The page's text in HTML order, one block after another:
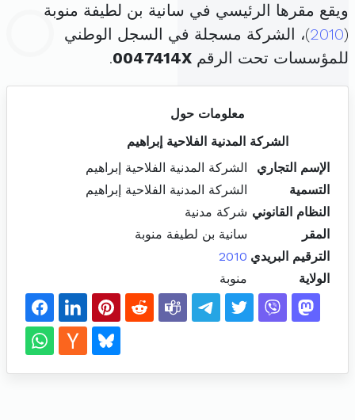
ويقع مقرها الرئيسي في سانية بن لطيفة منوبة
(
2010)، الشركة مسجلة في السجل الوطني
للمؤسسات تحت الرقم 0047414X
.
معلومات حول
الشركة المدنية الفلاحية إبراهيم
الإسم التجاري
الشركة المدنية الفلاحية إبراهيم
التسمية
الشركة المدنية الفلاحية إبراهيم
النظام القانوني شركة مدنية
المقر
سانية بن لطيفة منوبة
الترقيم البريدي 2010
الولاية
منوبة